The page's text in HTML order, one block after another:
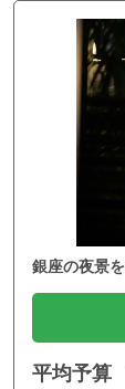
銀座の夜景
平均予